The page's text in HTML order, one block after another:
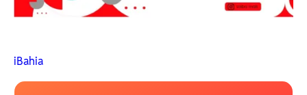
iBahia